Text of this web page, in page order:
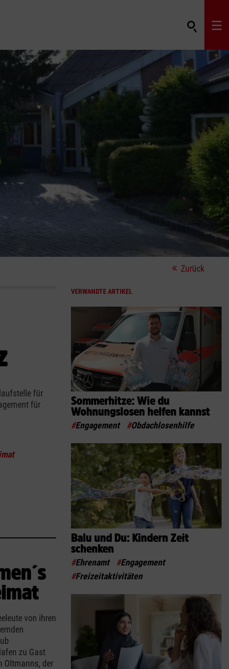
Zurück
für
für
von ihren
zu Gast
Oltmanns, der
VERWANDTE ARTIKEL
Sommerhitze: Wie du
Wohnungslosen helfen kannst
#Engagement #Obdachlosenhilfe
Balu und Du: Kindern Zeit
schenken
#Ehrenamt #Engagement
#Freizeitaktivitäten